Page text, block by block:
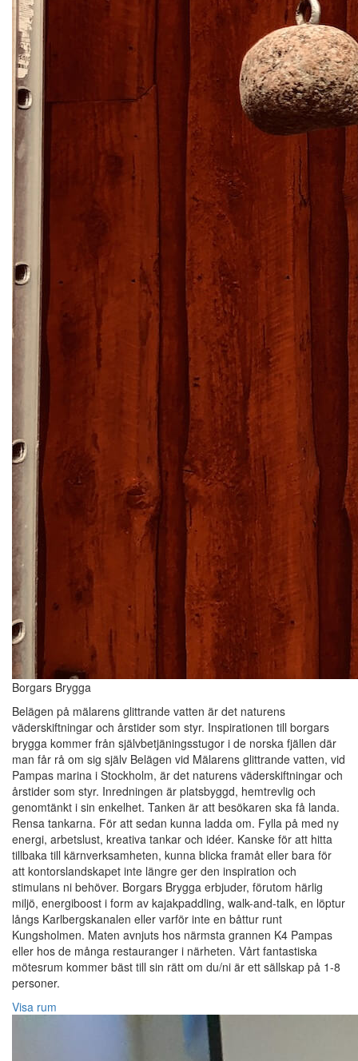
Borgars Brygga
Belägen på mälarens glittrande vatten är det naturens
väderskiftningar och årstider som styr. Inspirationen till borgars
brygga kommer från självbetjäningsstugor i de norska fjällen där
man får rå om sig själv Belägen vid Mälarens glittrande vatten, vid
Pampas marina i Stockholm, är det naturens väderskiftningar och
årstider som styr. Inredningen är platsbyggd, hemtrevlig och
genomtänkt i sin enkelhet. Tanken är att besökaren ska få landa.
Rensa tankarna. För att sedan kunna ladda om. Fylla på med ny
energi, arbetslust, kreativa tankar och idéer. Kanske för att hitta
tillbaka till kärnverksamheten, kunna blicka framåt eller bara för
att kontorslandskapet inte längre ger den inspiration och
stimulans ni behöver. Borgars Brygga erbjuder, förutom härlig
miljö, energiboost i form av kajakpaddling, walk-and-talk, en löptur
långs Karlbergskanalen eller varför inte en båttur runt
Kungsholmen. Maten avnjuts hos närmsta grannen K4 Pampas
eller hos de många restauranger i närheten. Vårt fantastiska
mötesrum kommer bäst till sin rätt om du/ni är ett sällskap på 1-8
personer.
Visa rum